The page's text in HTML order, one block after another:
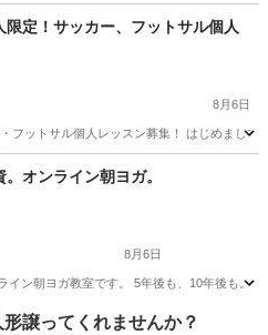
限定！サッカー、フットサル個人
8月6日
フットサル個人レッスン募集！ はじめまし
サッカー 個人
オンライン朝ヨガ。
8月6日
イン朝ヨガ教室です。 5年後も、10年後も
ン
形譲ってくれませんか？